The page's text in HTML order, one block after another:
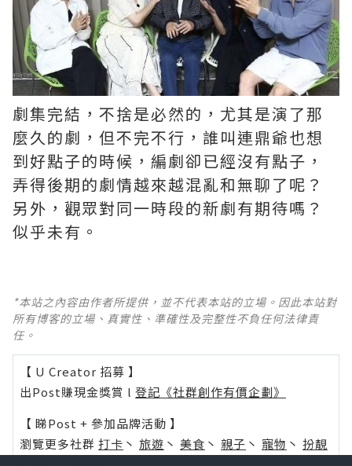
劇集完結，不捨是必然的，尤其是演了那
麼久的劇，但不完不行，誰叫連鼎爺也想
到好點子的時候，編劇卻已經沒有點子，
弄得後期的劇情越來越混亂和無聊了呢？ ​​​
另外，觀眾對同一時段的新劇有期待嗎？
似乎未有。
*本站之內容由作者所提供，並不代表本站的立場。因此本站對
所有博客的立場、真實性、準確性及完整性不負任何法律責
任。
【 U Creator 招募 】
出Post賺現金獎賞 l 登記《社群創作有價企劃》
【 睇Post + 參加品牌活動 】
瀏覽更多社群 打卡 丶 旅遊 丶 美食 丶 親子 丶 寵物 丶 扮靚